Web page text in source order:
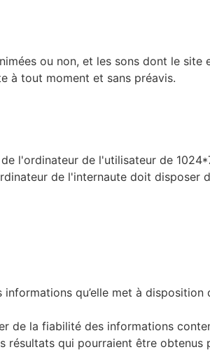
ou non, et les sons dont le site
à tout moment et sans préavis.
l'ordinateur de l'utilisateur de
de l'internaute doit disposer
qu’elle met à
de la fiabilité des informations
résultats qui pourraient être obtenus